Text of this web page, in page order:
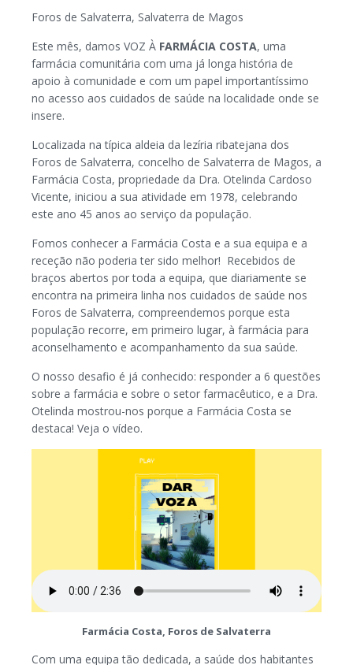
Foros de Salvaterra, Salvaterra de Magos
Este mês, damos VOZ À FARMÁCIA COSTA, uma
farmácia comunitária com uma já longa história de
apoio à comunidade e com um papel importantíssimo
no acesso aos cuidados de saúde na localidade onde se
insere.
Localizada na típica aldeia da lezíria ribatejana dos
Foros de Salvaterra, concelho de Salvaterra de Magos, a
Farmácia Costa, propriedade da Dra. Otelinda Cardoso
Vicente, iniciou a sua atividade em 1978, celebrando
este ano 45 anos ao serviço da população.
Fomos conhecer a Farmácia Costa e a sua equipa e a
receção não poderia ter sido melhor! Recebidos de
braços abertos por toda a equipa, que diariamente se
encontra na primeira linha nos cuidados de saúde nos
Foros de Salvaterra, compreendemos porque esta
população recorre, em primeiro lugar, à farmácia para
aconselhamento e acompanhamento da sua saúde.
O nosso desafio é já conhecido: responder a 6 questões
sobre a farmácia e sobre o setor farmacêutico, e a Dra.
Otelinda mostrou-nos porque a Farmácia Costa se
destaca! Veja o vídeo.
Farmácia Costa, Foros de Salvaterra
Com uma equipa tão dedicada, a saúde dos habitantes